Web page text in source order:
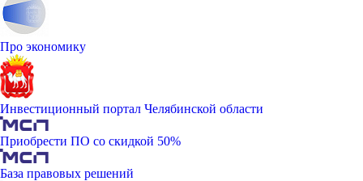
Про экономику
Инвестиционный портал Челябинской области
Приобрести ПО со скидкой 50%
База правовых решений